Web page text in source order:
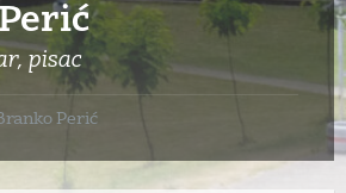
pisac
Perić